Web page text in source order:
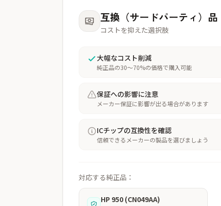
互換（サードパーティ）品
コストを抑えた選択肢
大幅なコスト削減
純正品の30〜70%の価格で購入可能
保証への影響に注意
メーカー保証に影響が出る場合があります
ICチップの互換性を確認
信頼できるメーカーの製品を選びましょう
対応する純正品：
HP 950 (CN049AA)